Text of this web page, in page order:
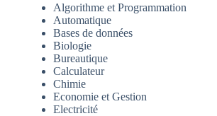
Algorithme et Programmation
Automatique
Bases de données
Biologie
Bureautique
Calculateur
Chimie
Economie et Gestion
Electricité